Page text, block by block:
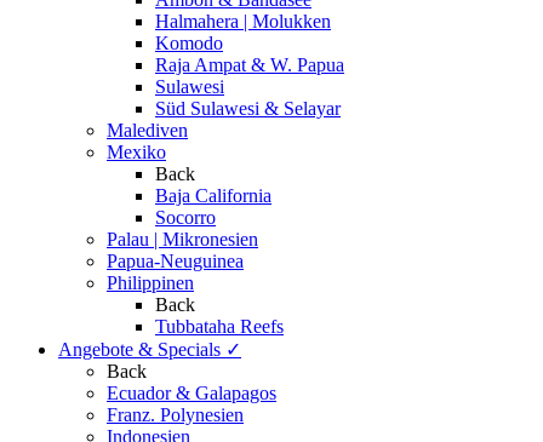
Halmahera | Molukken
Komodo
Raja Ampat & W. Papua
Sulawesi
Süd Sulawesi & Selayar
Malediven
Mexiko
Back
Baja California
Socorro
Palau | Mikronesien
Papua-Neuguinea
Philippinen
Back
Tubbataha Reefs
Angebote & Specials ✓
Back
Ecuador & Galapagos
Franz. Polynesien
Indonesien